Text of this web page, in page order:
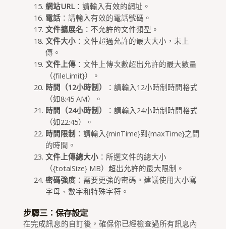
網站URL：請輸入有效的網址。
電話：請輸入有效的電話號碼。
文件擴展名 ：不允許的文件類型。
文件大小：文件超過允許的最大大小，未上
傳。
文件上傳：文件上傳次數超出允許的最大數量
（{fileLimit}）。
時間（12小時制）
：請輸入12小時制時間格式
（如8:45 AM）。
時間（24小時制）
：請輸入24小時制時間格式
（如22:45）。
時間限制 ：請輸入{minTime}到{maxTime}之間
的時間。
文件上傳總大小：所選文件的總大小
（{totalSize} MB）超出允許的最大限制。
密碼強度：需要更強的密碼。建議使用大小寫
字母、數字和特殊字符。
步驟三：保存設定
在完成訊息的自訂後，確保你已經檢查過所有訊息內